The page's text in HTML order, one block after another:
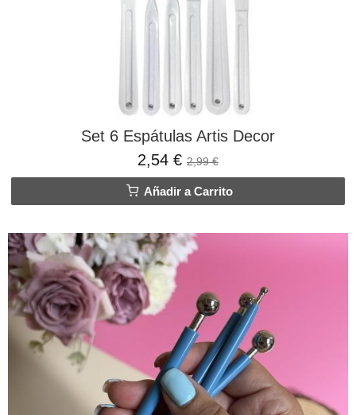
Set 6 Espátulas Artis Decor
2,54 € 2,99 €
Añadir a Carrito